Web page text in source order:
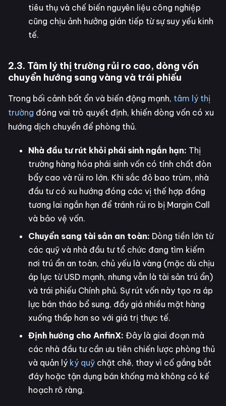
tiêu thụ và chế biến nguyên liệu công nghiệp
cũng chịu ảnh hưởng gián tiếp từ sự suy yếu kinh
tế.
2.3. Tâm lý thị trường rủi ro cao, dòng vốn
chuyển hướng sang vàng và trái phiếu
Trong bối cảnh bất ổn và biến động mạnh, tâm lý thị
trường đóng vai trò quyết định, khiến dòng vốn có xu
hướng dịch chuyển để phòng thủ.
Nhà đầu tư rút khỏi phái sinh ngắn hạn: Thị
trường hàng hóa phái sinh vốn có tính chất đòn
bẩy cao và rủi ro lớn. Khi sắc đỏ bao trùm, nhà
đầu tư có xu hướng đóng các vị thế hợp đồng
tương lai ngắn hạn để tránh rủi ro bị Margin Call
và bảo vệ vốn.
Chuyển sang tài sản an toàn: Dòng tiền lớn từ
các quỹ và nhà đầu tư tổ chức đang tìm kiếm
nơi trú ẩn an toàn, chủ yếu là vàng (mặc dù chịu
áp lực từ USD mạnh, nhưng vẫn là tài sản trú ẩn)
và trái phiếu Chính phủ. Sự rút vốn này tạo ra áp
lực bán tháo bổ sung, đẩy giá nhiều mặt hàng
xuống thấp hơn so với giá trị thực tế.
Định hướng cho AnfinX: Đây là giai đoạn mà
các nhà đầu tư cần ưu tiên chiến lược phòng thủ
và quản lý ký quỹ chặt chẽ, thay vì cố gắng bắt
đáy hoặc tận dụng bán khống mà không có kế
hoạch rõ ràng.